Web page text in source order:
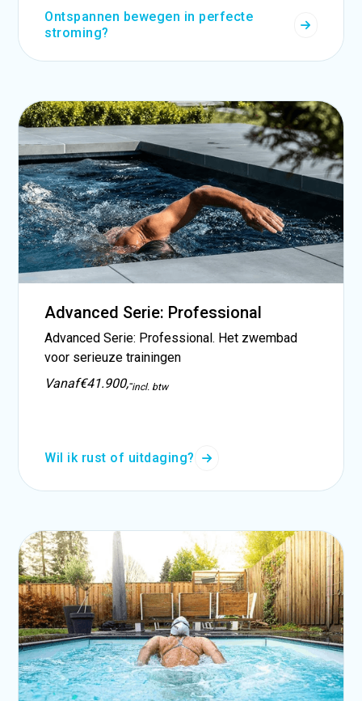
Ontspannen bewegen in perfecte
stroming?
Advanced Serie: Professional
Advanced Serie: Professional. Het zwembad
voor serieuze trainingen
Vanaf€41.900,-incl. btw
Wil ik rust of uitdaging?